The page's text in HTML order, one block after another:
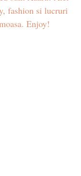
fashion si lucruri
Enjoy!